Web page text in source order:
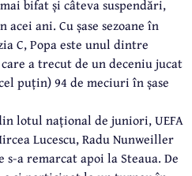
bifat și câteva suspendări,
ani. Cu șase sezoane în
C, Popa este unul dintre
a trecut de un deceniu jucat
puțin) 94 de meciuri în șase
lotul național de juniori, UEFA
Lucescu, Radu Nunweiller
a remarcat apoi la Steaua. De